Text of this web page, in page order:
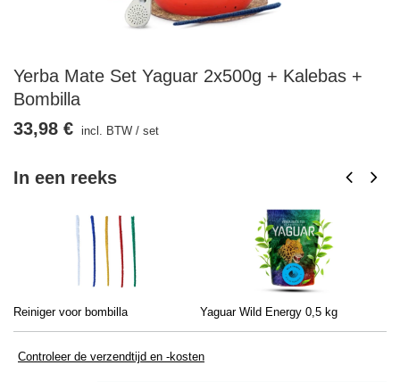
Yerba Mate Set Yaguar 2x500g + Kalebas +
Bombilla
In een reeks
Reiniger voor bombilla Yaguar Wild Energy 0,5 kg
Controleer de verzendtijd en -kosten
33,98 € incl. BTW / set